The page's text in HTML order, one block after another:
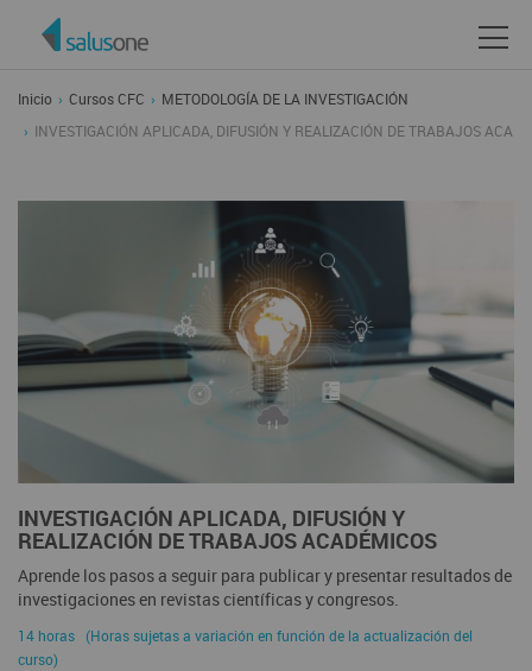
Inicio Cursos CFC
METODOLOGÍA DE LA INVESTIGACIÓN
INVESTIGACIÓN APLICADA, DIFUSIÓN Y REALIZACIÓN DE TRABAJOS
INVESTIGACIÓN APLICADA, DIFUSIÓN Y
REALIZACIÓN DE TRABAJOS ACADÉMICOS
Aprende los pasos a seguir para publicar y presentar resultados de
investigaciones en revistas científicas y congresos.
14 horas (Horas sujetas a variación en función de la actualización del
curso)